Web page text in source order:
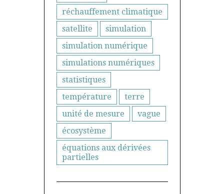
réchauffement climatique
satellite
simulation
simulation numérique
simulations numériques
statistiques
température
terre
unité de mesure
vague
écosystème
équations aux dérivées
partielles